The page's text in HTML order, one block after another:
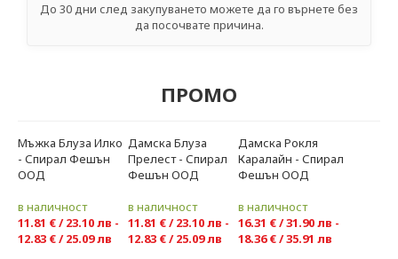
До 30 дни след закупуването можете да го върнете без
да посочвате причина.
ПРОМО
-20%
Мъжка Блуза Илко
- Спирал Фешън
ООД
в наличност
11.81 € / 23.10 лв -
12.83 € / 25.09 лв
Ново -20%
Дамска Блуза
Прелест - Спирал
Фешън ООД
в наличност
11.81 € / 23.10 лв -
12.83 € / 25.09 лв
Ново -20%
Дамска Рокля
Каралайн - Спирал
Фешън ООД
в наличност
16.31 € / 31.90 лв -
18.36 € / 35.91 лв